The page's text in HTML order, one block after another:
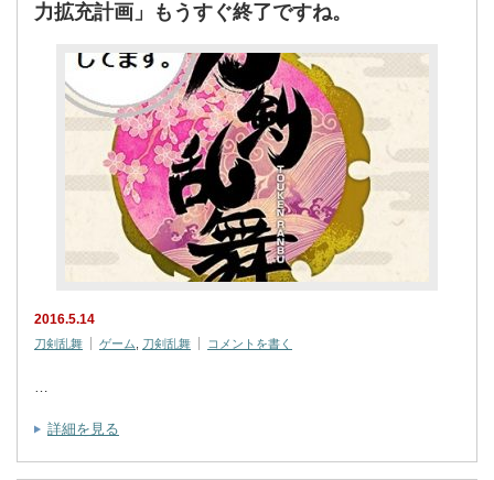
力拡充計画」もうすぐ終了ですね。
2016.5.14
刀剣乱舞 ゲーム 刀剣乱舞 コメントを書く
詳細を見る